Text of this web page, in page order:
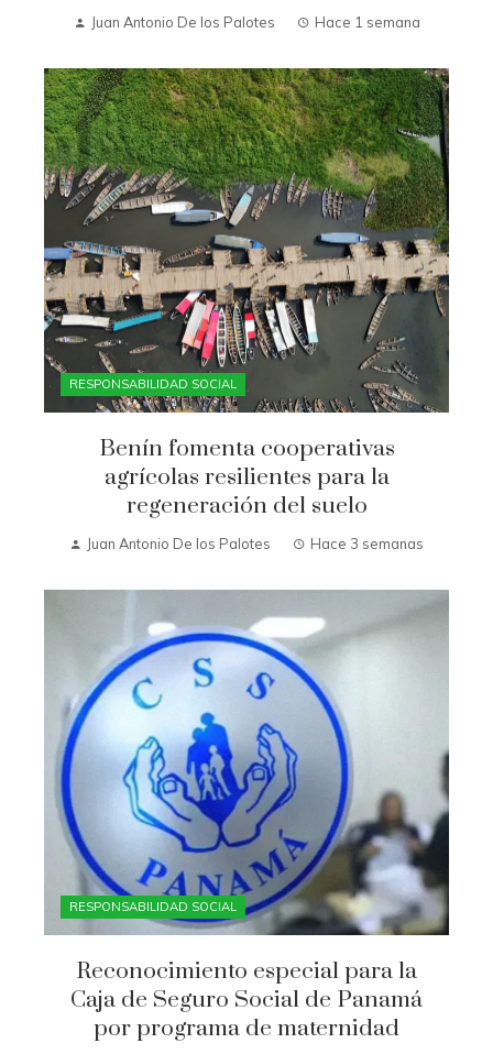
Juan Antonio De los Palotes Hace 1 semana
RESPONSABILIDAD SOCIAL
Benín fomenta cooperativas
agrícolas resilientes para la
regeneración del suelo
Juan Antonio De los Palotes Hace 3 semanas
RESPONSABILIDAD SOCIAL
Reconocimiento especial para la
Caja de Seguro Social de Panamá
por programa de maternidad